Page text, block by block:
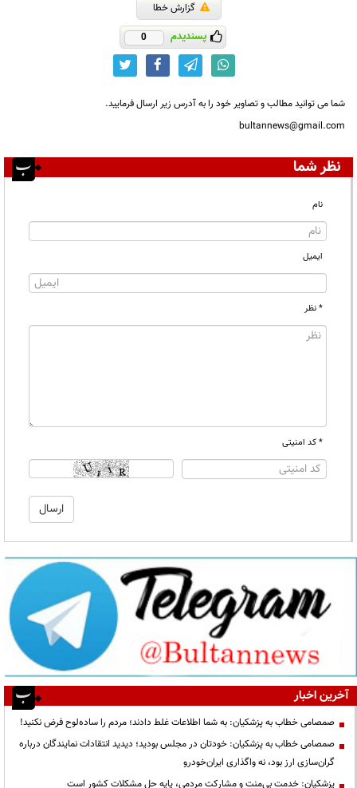
گزارش خطا
پسندیدم 0
شما می توانید مطالب و تصاویر خود را به آدرس زیر ارسال فرمایید.
bultannews@gmail.com
نظر شما
نام
ایمیل
* نظر
* کد امنیتی
آخرین اخبار
صمصامی خطاب به پزشکیان: به شما اطلاعات غلط دادند؛ مردم را ساده‌لوح فرض نکنید!
صمصامی خطاب به پزشکیان: خودتان در مجلس بودید؛ دیدید انتقادات نمایندگان درباره
گران‌سازی ارز بود، نه واگذاری ایران‌خودرو
پزشکیان: خدمت بی‌منت و مشارکت مردمی، پایه حل مشکلات کشور است